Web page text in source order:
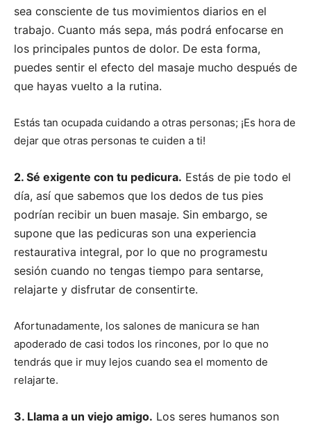
sea consciente de tus movimientos diarios en el
trabajo. Cuanto más sepa, más podrá enfocarse en
los principales puntos de dolor. De esta forma,
puedes sentir el efecto del masaje mucho después de
que hayas vuelto a la rutina.
Estás tan ocupada cuidando a otras personas; ¡Es hora de
dejar que otras personas te cuiden a ti!
2. Sé exigente con tu pedicura. Estás de pie todo el
día, así que sabemos que los dedos de tus pies
podrían recibir un buen masaje. Sin embargo, se
supone que las pedicuras son una experiencia
restaurativa integral, por lo que no programestu
sesión cuando no tengas tiempo para sentarse,
relajarte y disfrutar de consentirte.
Afortunadamente, los salones de manicura se han
apoderado de casi todos los rincones, por lo que no
tendrás que ir muy lejos cuando sea el momento de
relajarte.
3. Llama a un viejo amigo. Los seres humanos son